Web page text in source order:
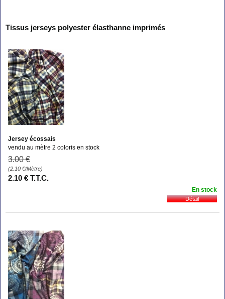
Tissus jerseys polyester élasthanne imprimés
Jersey écossais
vendu au mètre 2 coloris en stock
3.00 €
(2.10 €/Mètre)
2.10 € T.T.C.
En stock